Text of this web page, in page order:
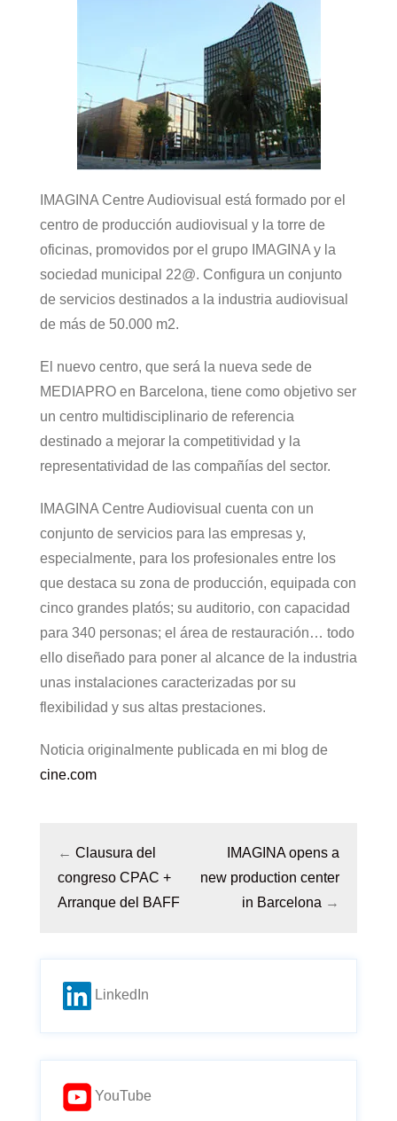
IMAGINA Centre Audiovisual está formado por el
centro de producción audiovisual y la torre de
oficinas, promovidos por el grupo IMAGINA y la
sociedad municipal 22@. Configura un conjunto
de servicios destinados a la industria audiovisual
de más de 50.000 m2.
El nuevo centro, que será la nueva sede de
MEDIAPRO en Barcelona, tiene como objetivo ser
un centro multidisciplinario de referencia
destinado a mejorar la competitividad y la
representatividad de las compañías del sector.
IMAGINA Centre Audiovisual cuenta con un
conjunto de servicios para las empresas y,
especialmente, para los profesionales entre los
que destaca su zona de producción, equipada con
cinco grandes platós; su auditorio, con capacidad
para 340 personas; el área de restauración… todo
ello diseñado para poner al alcance de la industria
unas instalaciones caracterizadas por su
flexibilidad y sus altas prestaciones.
Noticia originalmente publicada en mi blog de
cine.com
← Clausura del
congreso CPAC +
Arranque del BAFF
IMAGINA opens a
new production center
in Barcelona →
LinkedIn
YouTube